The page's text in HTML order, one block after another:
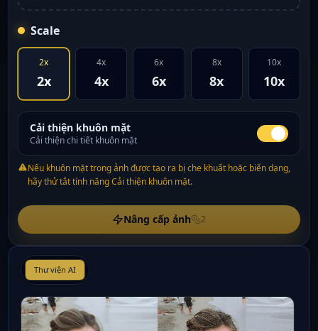
Scale
2x
2x
4x
4x
6x
6x
8x
8x
10x
10x
Cải thiện khuôn mặt
Cải thiện chi tiết khuôn mặt
Nếu khuôn mặt trong ảnh được tạo ra bị che khuất hoặc biến dạng,
hãy thử tắt tính năng Cải thiện khuôn mặt.
Nâng cấp ảnh 2
Thư viện AI